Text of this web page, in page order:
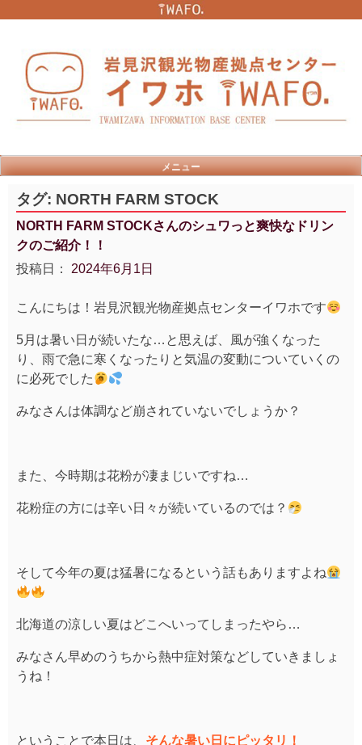
メニュー
タグ: NORTH FARM STOCK
NORTH FARM STOCKさんのシュワっと爽快なドリン
クのご紹介！！
投稿日： 2024年6月1日
こんにちは！岩見沢観光物産拠点センターイワホです
5月は暑い日が続いたな…と思えば、風が強くなった
り、雨で急に寒くなったりと気温の変動についていくの
に必死でした
みなさんは体調など崩されていないでしょうか？
また、今時期は花粉が凄まじいですね…
花粉症の方には辛い日々が続いているのでは？
そして今年の夏は猛暑になるという話もありますよね
北海道の涼しい夏はどこへいってしまったやら…
みなさん早めのうちから熱中症対策などしていきましょ
うね！
ということで本日は、 そんな暑い日にピッタリ！